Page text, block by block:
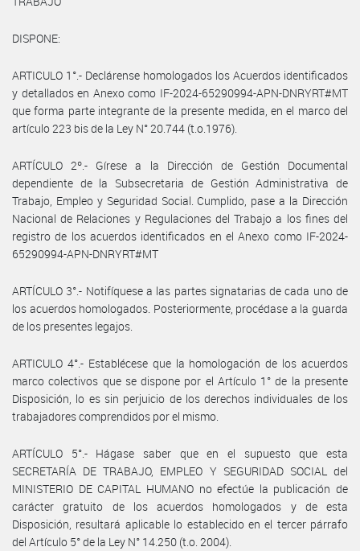
DISPONE:
ARTICULO 1°.- Declárense homologados los Acuerdos identificados
y detallados en Anexo como IF-2024-65290994-APN-DNRYRT#MT
que forma parte integrante de la presente medida, en el marco del
artículo 223 bis de la Ley N° 20.744 (t.o.1976).
ARTÍCULO 2º.- Gírese a la Dirección de Gestión Documental
dependiente de la Subsecretaria de Gestión Administrativa de
Trabajo, Empleo y Seguridad Social. Cumplido, pase a la Dirección
Nacional de Relaciones y Regulaciones del Trabajo a los fines del
registro de los acuerdos identificados en el Anexo como IF-2024-
65290994-APN-DNRYRT#MT
ARTÍCULO 3°.- Notifíquese a las partes signatarias de cada uno de
los acuerdos homologados. Posteriormente, procédase a la guarda
de los presentes legajos.
ARTICULO 4°.- Establécese que la homologación de los acuerdos
marco colectivos que se dispone por el Artículo 1° de la presente
Disposición, lo es sin perjuicio de los derechos individuales de los
trabajadores comprendidos por el mismo.
ARTÍCULO 5°.- Hágase saber que en el supuesto que esta
SECRETARÍA DE TRABAJO, EMPLEO Y SEGURIDAD SOCIAL del
MINISTERIO DE CAPITAL HUMANO no efectúe la publicación de
carácter gratuito de los acuerdos homologados y de esta
Disposición, resultará aplicable lo establecido en el tercer párrafo
del Artículo 5° de la Ley N° 14.250 (t.o. 2004).